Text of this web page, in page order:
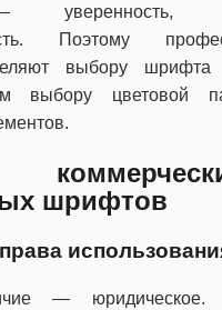
Поэтому
выбору
выбору цветовой
шрифтов
— юридическое.